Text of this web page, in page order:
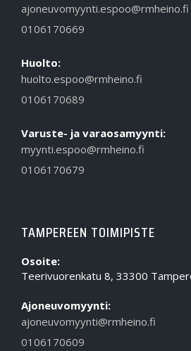
ajoneuvomyynti.espoo@rmheino.fi
0106170669
Huolto:
huolto.espoo@rmheino.fi
0106170689
Varuste- ja varaosamyynti:
myynti.espoo@rmheino.fi
0106170679
TAMPEREEN TOIMIPISTE
Osoite:
Teerivuorenkatu 8, 33300
Ajoneuvomyynti:
ajoneuvomyynti@rmheino.fi
0106170609